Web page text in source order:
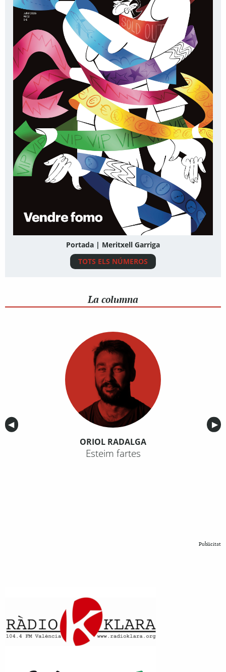
Portada | Meritxell Garriga
TOTS ELS NÚMEROS
La columna
Anterior
◀︎ ▶︎
ORIOL RADALGA
Esteim fartes
Publicitat